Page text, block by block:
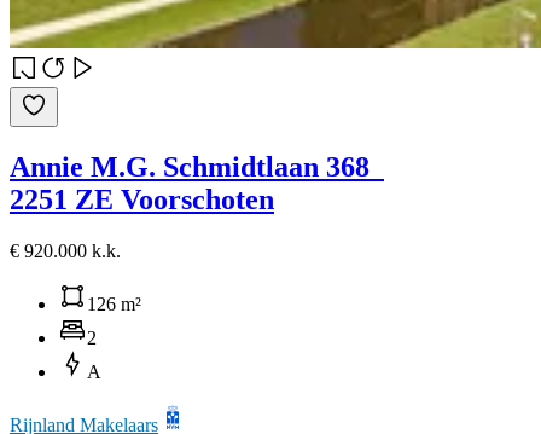
Annie M.G. Schmidtlaan 368
2251 ZE Voorschoten
€ 920.000 k.k.
126 m²
2
A
Rijnland Makelaars